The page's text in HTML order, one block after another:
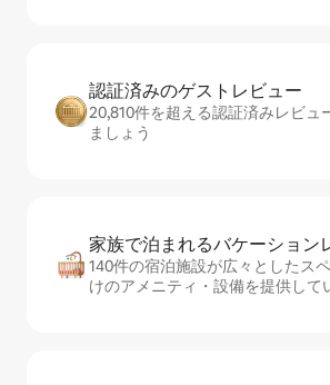
認証済みのゲ⁠ス⁠ト⁠レ⁠ビ⁠ュ⁠ー
20,810件を超える認証済みレビュ
ましょう
家族で泊まれるバ⁠ケ⁠ー⁠シ⁠ョ⁠ン
140件の宿泊施設が広々としたス
けのアメニティ・設備を提供して